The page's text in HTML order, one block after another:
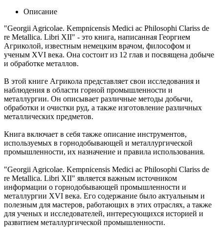
Описание
"Georgii Agricolae. Kempnicensis Medici ac Philosophi Clariss de
re Metallica. Libri XII" - это книга, написанная Георгием
Агриколой, известным немецким врачом, философом и
ученым XVI века. Она состоит из 12 глав и посвящена добыче
и обработке металлов.
В этой книге Агрикола представляет свои исследования и
наблюдения в области горной промышленности и
металлургии. Он описывает различные методы добычи,
обработки и очистки руд, а также изготовление различных
металлических предметов.
Книга включает в себя также описание инструментов,
используемых в горнодобывающей и металлургической
промышленности, их назначение и правила использования.
"Georgii Agricolae. Kempnicensis Medici ac Philosophi Clariss de
re Metallica. Libri XII" является важным источником
информации о горнодобывающей промышленности и
металлургии XVI века. Его содержание было актуальным и
полезным для мастеров, работающих в этих отраслях, а также
для ученых и исследователей, интересующихся историей и
развитием металлургической промышленности.